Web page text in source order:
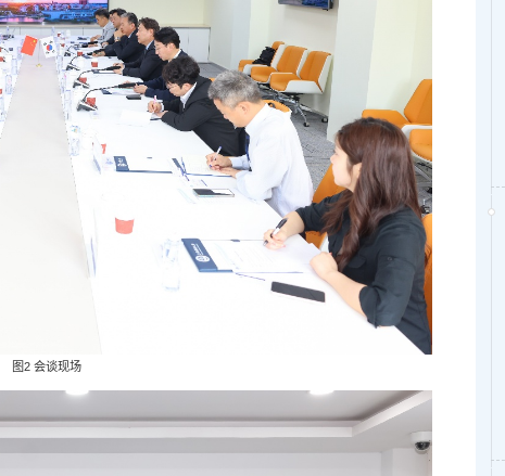
图2 会谈现场